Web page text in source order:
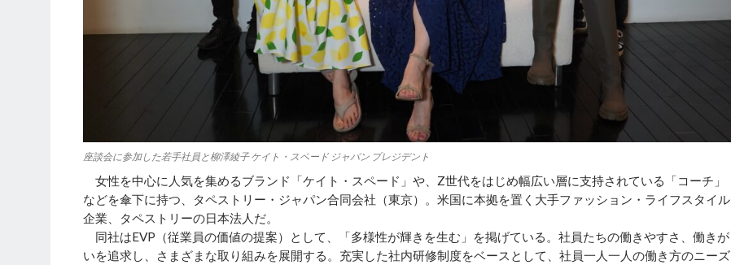
座談会に参加した若手社員と柳澤綾子 ケイト・スペード ジャパン プレジデント
女性を中心に人気を集めるブランド「ケイト・スペード」や、Z世代をはじめ幅広い層に支持されている「コーチ」
などを傘下に持つ、タペストリー・ジャパン合同会社（東京）。米国に本拠を置く大手ファッション・ライフスタイル
企業、タペストリーの日本法人だ。
同社はEVP（従業員の価値の提案）として、「多様性が輝きを生む」を掲げている。社員たちの働きやすさ、働きが
いを追求し、さまざまな取り組みを展開する。充実した社内研修制度をベースとして、社員一人一人の働き方のニーズ